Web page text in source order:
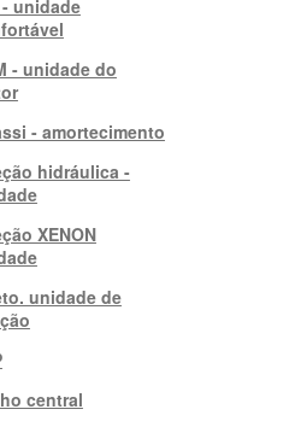
- unidade
- unidade do
- amortecimento
hidráulica -
XENON
unidade de
central